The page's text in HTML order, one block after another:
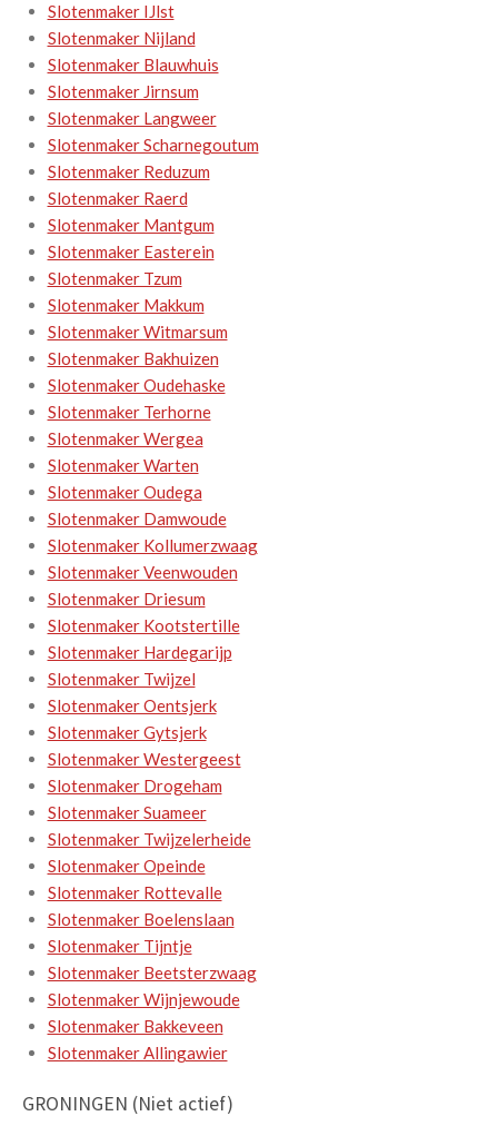
Slotenmaker IJlst
Slotenmaker Nijland
Slotenmaker Blauwhuis
Slotenmaker Jirnsum
Slotenmaker Langweer
Slotenmaker Scharnegoutum
Slotenmaker Reduzum
Slotenmaker Raerd
Slotenmaker Mantgum
Slotenmaker Easterein
Slotenmaker Tzum
Slotenmaker Makkum
Slotenmaker Witmarsum
Slotenmaker Bakhuizen
Slotenmaker Oudehaske
Slotenmaker Terhorne
Slotenmaker Wergea
Slotenmaker Warten
Slotenmaker Oudega
Slotenmaker Damwoude
Slotenmaker Kollumerzwaag
Slotenmaker Veenwouden
Slotenmaker Driesum
Slotenmaker Kootstertille
Slotenmaker Hardegarijp
Slotenmaker Twijzel
Slotenmaker Oentsjerk
Slotenmaker Gytsjerk
Slotenmaker Westergeest
Slotenmaker Drogeham
Slotenmaker Suameer
Slotenmaker Twijzelerheide
Slotenmaker Opeinde
Slotenmaker Rottevalle
Slotenmaker Boelenslaan
Slotenmaker Tijntje
Slotenmaker Beetsterzwaag
Slotenmaker Wijnjewoude
Slotenmaker Bakkeveen
Slotenmaker Allingawier
GRONINGEN (Niet actief)